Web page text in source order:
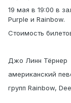
19 мая в 19:00 в
Purple и Rainbow.
Стоимость
Джо Линн Тёрнер
американский
групп Rainbow,